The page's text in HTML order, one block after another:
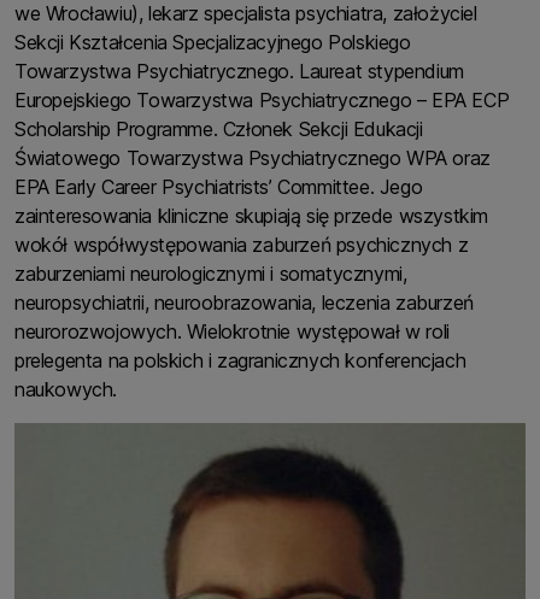
we Wrocławiu), lekarz specjalista psychiatra, założyciel
Sekcji Kształcenia Specjalizacyjnego Polskiego
Towarzystwa Psychiatrycznego. Laureat stypendium
Europejskiego Towarzystwa Psychiatrycznego – EPA ECP
Scholarship Programme. Członek Sekcji Edukacji
Światowego Towarzystwa Psychiatrycznego WPA oraz
EPA Early Career Psychiatrists’ Committee. Jego
zainteresowania kliniczne skupiają się przede wszystkim
wokół współwystępowania zaburzeń psychicznych z
zaburzeniami neurologicznymi i somatycznymi,
neuropsychiatrii, neuroobrazowania, leczenia zaburzeń
neurorozwojowych. Wielokrotnie występował w roli
prelegenta na polskich i zagranicznych konferencjach
naukowych.